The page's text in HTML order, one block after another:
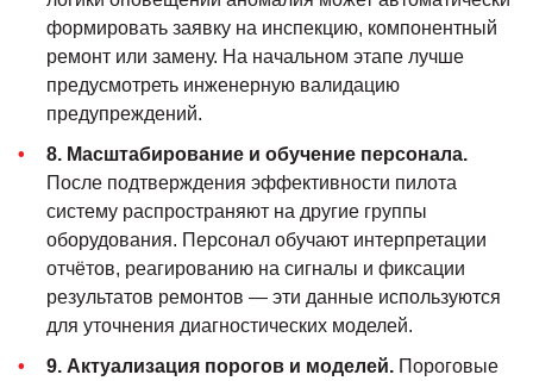
формировать заявку на инспекцию, компонентный
ремонт или замену. На начальном этапе лучше
предусмотреть инженерную валидацию
предупреждений.
8. Масштабирование и обучение персонала.
После подтверждения эффективности пилота
систему распространяют на другие группы
оборудования. Персонал обучают интерпретации
отчётов, реагированию на сигналы и фиксации
результатов ремонтов — эти данные используются
для уточнения диагностических моделей.
9. Актуализация порогов и моделей. Пороговые